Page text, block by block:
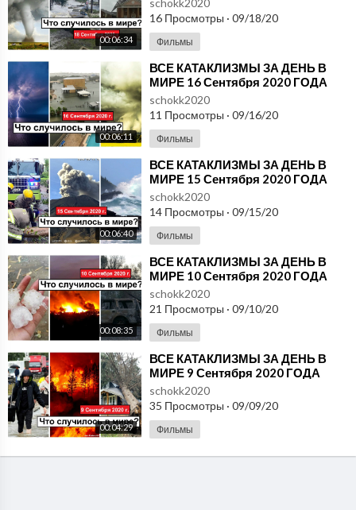
00:06:34
schokk2020
16 Просмотры · 09/18/20
Фильмы
00:06:11
⁣ВСЕ КАТАКЛИЗМЫ ЗА ДЕНЬ В
МИРЕ 16 Сентября 2020 ГОДА
#ДрожьЗемли #Катаклизмы
schokk2020
11 Просмотры · 09/16/20
Фильмы
00:06:40
⁣ВСЕ КАТАКЛИЗМЫ ЗА ДЕНЬ В
МИРЕ 15 Сентября 2020 ГОДА
#ДрожьЗемли #Катаклизмы
schokk2020
14 Просмотры · 09/15/20
Фильмы
00:08:35
⁣ВСЕ КАТАКЛИЗМЫ ЗА ДЕНЬ В
МИРЕ 10 Сентября 2020 ГОДА
#ДрожьЗемли #Катаклизмы
schokk2020
21 Просмотры · 09/10/20
Фильмы
00:04:29
⁣ВСЕ КАТАКЛИЗМЫ ЗА ДЕНЬ В
МИРЕ 9 Сентября 2020 ГОДА
#ДрожьЗемли #Катаклизмы
schokk2020
35 Просмотры · 09/09/20
Фильмы